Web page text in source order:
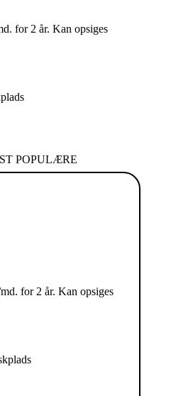
for 2 år. Kan opsiges
POPULÆRE
for 2 år. Kan opsiges